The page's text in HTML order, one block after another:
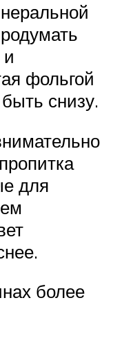
фольгой
снизу.
для
более